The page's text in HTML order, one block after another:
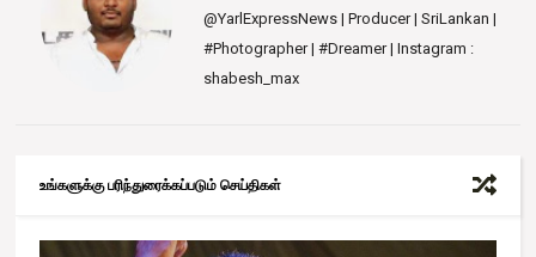
@YarlExpressNews | Producer | SriLankan |
#Photographer | #Dreamer | Instagram :
shabesh_max
உங்களுக்கு பரிந்துரைக்கப்படும் செய்திகள்